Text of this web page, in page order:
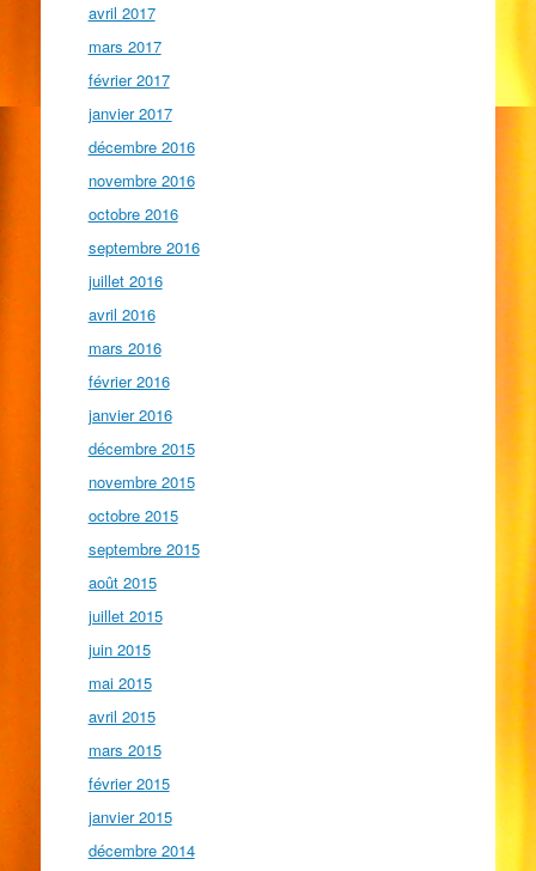
avril 2017
mars 2017
février 2017
janvier 2017
décembre 2016
novembre 2016
octobre 2016
septembre 2016
juillet 2016
avril 2016
mars 2016
février 2016
janvier 2016
décembre 2015
novembre 2015
octobre 2015
septembre 2015
août 2015
juillet 2015
juin 2015
mai 2015
avril 2015
mars 2015
février 2015
janvier 2015
décembre 2014